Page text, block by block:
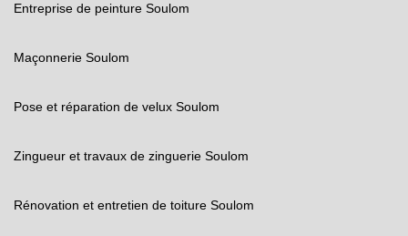
Entreprise de peinture Soulom
Maçonnerie Soulom
Pose et réparation de velux Soulom
Zingueur et travaux de zinguerie Soulom
Rénovation et entretien de toiture Soulom